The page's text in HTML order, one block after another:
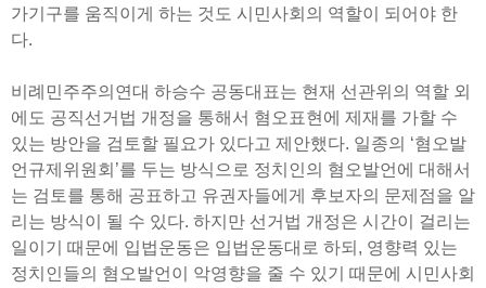
가기구를 움직이게 하는 것도 시민사회의 역할이 되어야 한
다.
비례민주주의연대 하승수 공동대표는 현재 선관위의 역할 외
에도 공직선거법 개정을 통해서 혐오표현에 제재를 가할 수
있는 방안을 검토할 필요가 있다고 제안했다. 일종의 ‘혐오발
언규제위원회’를 두는 방식으로 정치인의 혐오발언에 대해서
는 검토를 통해 공표하고 유권자들에게 후보자의 문제점을 알
리는 방식이 될 수 있다. 하지만 선거법 개정은 시간이 걸리는
일이기 때문에 입법운동은 입법운동대로 하되, 영향력 있는
정치인들의 혐오발언이 악영향을 줄 수 있기 때문에 시민사회